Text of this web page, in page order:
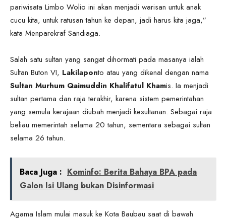
pariwisata Limbo Wolio ini akan menjadi warisan untuk anak
cucu kita, untuk ratusan tahun ke depan, jadi harus kita jaga,”
kata Menparekraf Sandiaga.
Salah satu sultan yang sangat dihormati pada masanya ialah
Sultan Buton VI, Lakilaponto atau yang dikenal dengan nama
Sultan Murhum Qaimuddin Khalifatul Khamis. Ia menjadi
sultan pertama dan raja terakhir, karena sistem pemerintahan
yang semula kerajaan diubah menjadi kesultanan. Sebagai raja
beliau memerintah selama 20 tahun, sementara sebagai sultan
selama 26 tahun.
Baca Juga : Kominfo: Berita Bahaya BPA pada
Galon Isi Ulang bukan Disinformasi
Agama Islam mulai masuk ke Kota Baubau saat di bawah